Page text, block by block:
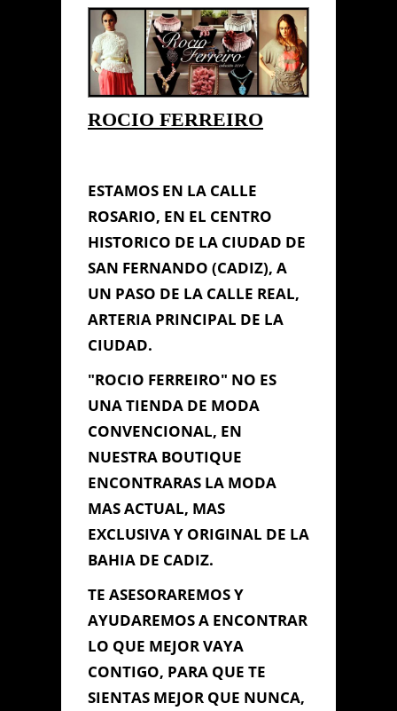
ROCIO FERREIRO
ESTAMOS EN LA CALLE
ROSARIO, EN EL CENTRO
HISTORICO DE LA CIUDAD DE
SAN FERNANDO (CADIZ), A
UN PASO DE LA CALLE REAL,
ARTERIA PRINCIPAL DE LA
CIUDAD.
"ROCIO FERREIRO" NO ES
UNA TIENDA DE MODA
CONVENCIONAL, EN
NUESTRA BOUTIQUE
ENCONTRARAS LA MODA
MAS ACTUAL, MAS
EXCLUSIVA Y ORIGINAL DE LA
BAHIA DE CADIZ.
TE ASESORAREMOS Y
AYUDAREMOS A ENCONTRAR
LO QUE MEJOR VAYA
CONTIGO, PARA QUE TE
SIENTAS MEJOR QUE NUNCA,
This page can't load Google
Maps correctly.
Información de
Contacto
C/ ROSARIO Nº 31 - 11100 -
SAN FERNANDO (CADIZ), San
Fernando, Cádiz
956 940 514
Contacta con Nosotros